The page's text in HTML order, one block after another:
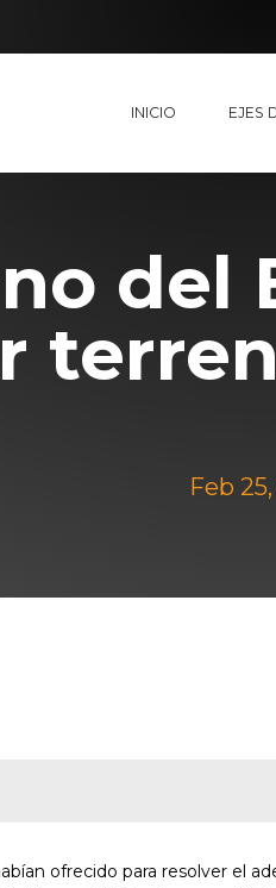
INICIO EJES
del
Feb
ofrecido para resolver el